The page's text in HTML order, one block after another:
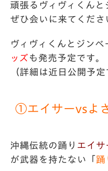
頑張るヴィヴィくんと
ぜひ会いに来てくだ さ
ヴィヴィくんとジンベ
ッズも発売予定です。
（詳細は近日公開予
①エイサーvsよ
沖縄伝統の踊り エイサ
が武器を持たない「 踊